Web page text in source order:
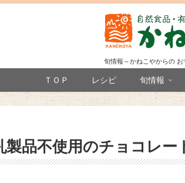
旬情報～かねこやからの
ＴＯＰ レシピ 旬情報
品不使用のチョコレー